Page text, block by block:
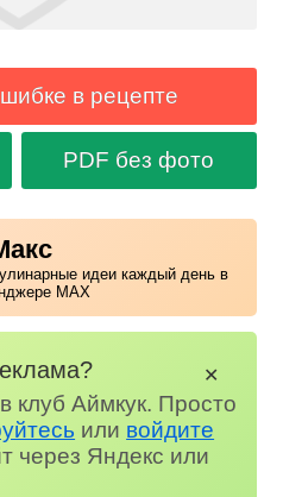
в рецепте
PDF без фото
идеи каждый день в
MAX
клуб Аймкук. Просто
или войдите
через Яндекс или
✕